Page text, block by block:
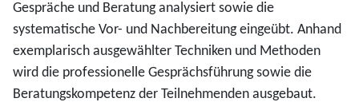
Gespräche und Beratung analysiert sowie die
systematische Vor- und Nachbereitung eingeübt. Anhand
exemplarisch ausgewählter Techniken und Methoden
wird die professionelle Gesprächsführung sowie die
Beratungskompetenz der Teilnehmenden ausgebaut.